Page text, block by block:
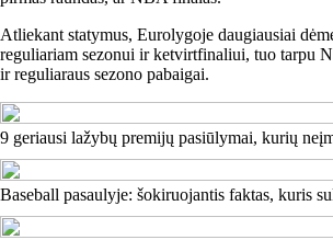
Atliekant statymus, Eurolygoje daugiausiai
reguliariam sezonui ir ketvirtfinaliui, tuo tarpu
ir reguliaraus sezono pabaigai.
9 geriausi lažybų premijų pasiūlymai, kurių
Baseball pasaulyje: šokiruojantis faktas, kuris